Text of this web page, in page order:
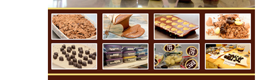
Kostel svaté Kateřiny v Chouči
Kaple svatého Blažeje východně od Lužice
Kostel svatého Augustina v Lužici
Márnice na hřbitově v Lužici